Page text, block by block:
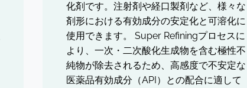
化剤です。注射剤や経口製剤など、様々な
剤形における有効成分の安定化と可溶化に
使用できます。 Super Refiningプロセスに
より、一次・二次酸化生成物を含む極性不
純物が除去されるため、高感度で不安定な
医薬品有効成分（API）との配合に適して